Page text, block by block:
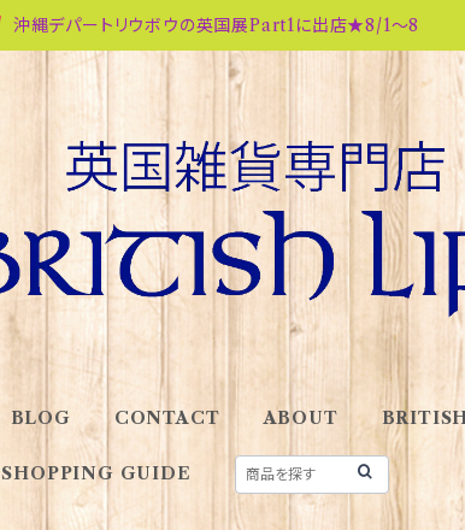
沖縄デパートリウボウの英国展Part1に出店★8/1～8
BLOG CONTACT ABOUT
SHOPPING GUIDE